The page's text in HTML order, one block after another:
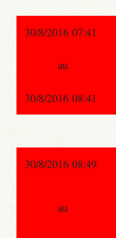
30/8/2016 07:41
au
30/8/2016 08:41
30/8/2016 08:49
au